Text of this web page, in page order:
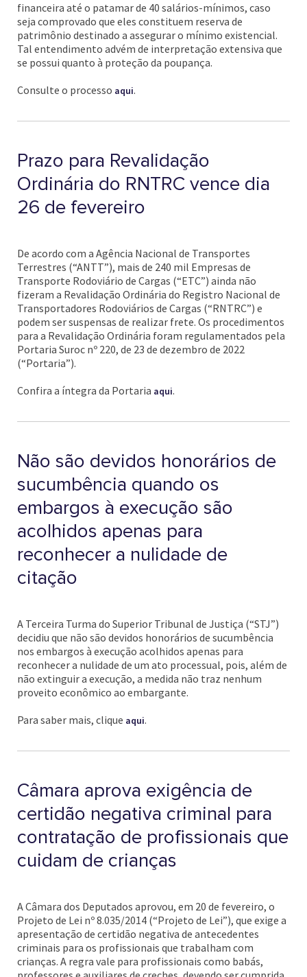
financeira até o patamar de 40 salários-mínimos, caso
seja comprovado que eles constituem reserva de
patrimônio destinado a assegurar o mínimo existencial.
Tal entendimento advém de interpretação extensiva que
se possui quanto à proteção da poupança.
Consulte o processo aqui.
Prazo para Revalidação
Ordinária do RNTRC vence dia
26 de fevereiro
De acordo com a Agência Nacional de Transportes
Terrestres (“ANTT”), mais de 240 mil Empresas de
Transporte Rodoviário de Cargas (“ETC”) ainda não
fizeram a Revalidação Ordinária do Registro Nacional de
Transportadores Rodoviários de Cargas (“RNTRC”) e
podem ser suspensas de realizar frete. Os procedimentos
para a Revalidação Ordinária foram regulamentados pela
Portaria Suroc nº 220, de 23 de dezembro de 2022
(“Portaria”).
Confira a íntegra da Portaria aqui.
Não são devidos honorários de
sucumbência quando os
embargos à execução são
acolhidos apenas para
reconhecer a nulidade de
citação
A Terceira Turma do Superior Tribunal de Justiça (“STJ”)
decidiu que não são devidos honorários de sucumbência
nos embargos à execução acolhidos apenas para
reconhecer a nulidade de um ato processual, pois, além de
não extinguir a execução, a medida não traz nenhum
proveito econômico ao embargante.
Para saber mais, clique aqui.
Câmara aprova exigência de
certidão negativa criminal para
contratação de profissionais que
cuidam de crianças
A Câmara dos Deputados aprovou, em 20 de fevereiro, o
Projeto de Lei nº 8.035/2014 (“Projeto de Lei”), que exige a
apresentação de certidão negativa de antecedentes
criminais para os profissionais que trabalham com
crianças. A regra vale para profissionais como babás,